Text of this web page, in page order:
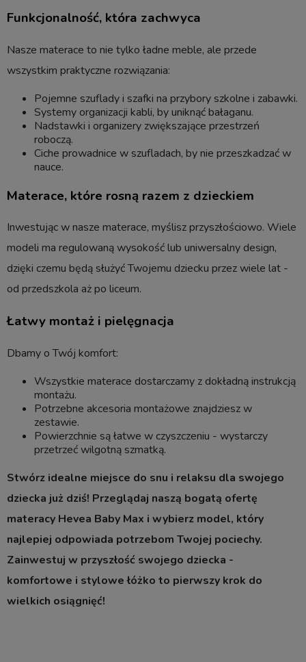
Funkcjonalność, która zachwyca
Nasze materace to nie tylko ładne meble, ale przede
wszystkim praktyczne rozwiązania:
Pojemne szuflady i szafki na przybory szkolne i zabawki.
Systemy organizacji kabli, by uniknąć bałaganu.
Nadstawki i organizery zwiększające przestrzeń
roboczą.
Ciche prowadnice w szufladach, by nie przeszkadzać w
nauce.
Materace, które rosną razem z dzieckiem
Inwestując w nasze materace, myślisz przyszłościowo. Wiele
modeli ma regulowaną wysokość lub uniwersalny design,
dzięki czemu będą służyć Twojemu dziecku przez wiele lat -
od przedszkola aż po liceum.
Łatwy montaż i pielęgnacja
Dbamy o Twój komfort:
Wszystkie materace dostarczamy z dokładną instrukcją
montażu.
Potrzebne akcesoria montażowe znajdziesz w
zestawie.
Powierzchnie są łatwe w czyszczeniu - wystarczy
przetrzeć wilgotną szmatką.
Stwórz idealne miejsce do snu i relaksu dla swojego
dziecka już dziś! Przeglądaj naszą bogatą ofertę
materacy Hevea Baby Max i wybierz model, który
najlepiej odpowiada potrzebom Twojej pociechy.
Zainwestuj w przyszłość swojego dziecka -
komfortowe i stylowe łóżko to pierwszy krok do
wielkich osiągnięć!